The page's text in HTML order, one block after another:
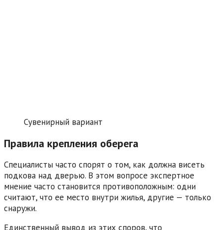
Сувенирный вариант
Правила крепления оберега
Специалисты часто спорят о том, как должна висеть
подкова над дверью. В этом вопросе экспертное
мнение часто становится противоположным: одни
считают, что ее место внутри жилья, другие — только
снаружи.
Единственный вывод из этих споров, что